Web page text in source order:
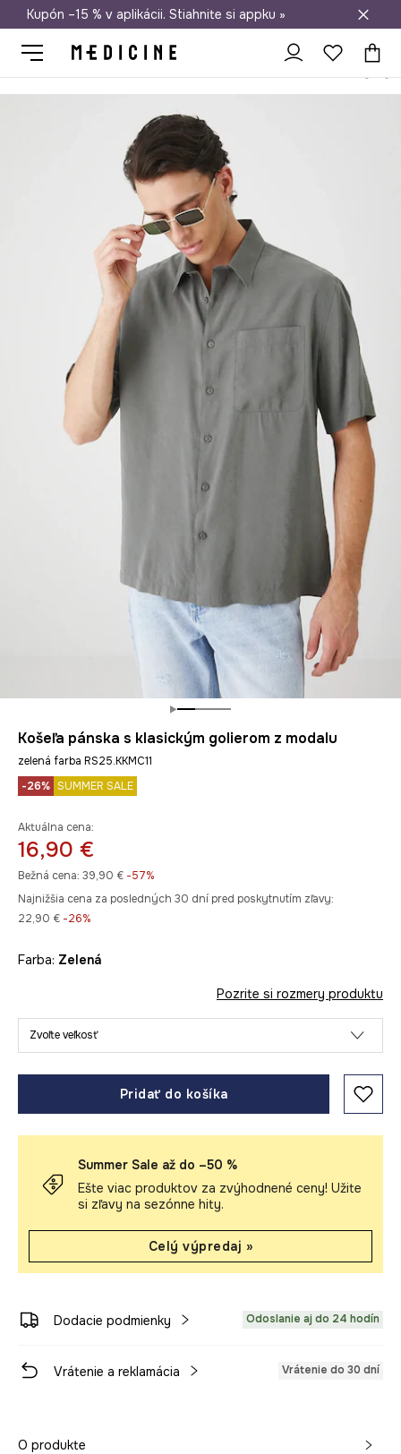
Doprava zadarmo od 50 €
Kupón –15 % v aplikácii. Stiahnite si appku »
Košeľa pánska s klasickým golierom z modalu
zelená farba RS25.KKMC11
-26% SUMMER SALE
Aktuálna cena:
16,90 €
Bežná cena: 39,90 € -57%
Najnižšia cena za posledných 30 dní pred poskytnutím zľavy:
22,90 € -26%
Farba: zelená
Pozrite si rozmery produktu
Zvoľte veľkosť
Pridať do košíka
Summer Sale až do –50 %
Ešte viac produktov za zvýhodnené ceny! Užite
si zľavy na sezónne hity.
Celý výpredaj »
Dodacie podmienky Odoslanie aj do 24 hodín
Vrátenie a reklamácia Vrátenie do 30 dní
O produkte